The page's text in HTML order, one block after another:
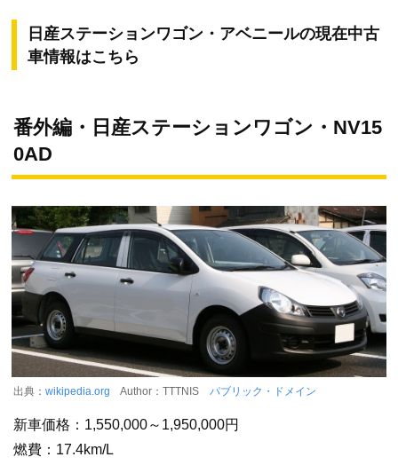
日産ステーションワゴン・アベニールの現在中古
車情報はこちら
番外編・日産ステーションワゴン・NV15
0AD
出典： wikipedia.org Author：TTTNIS パブリック・ドメイン
新車価格：1,550,000～1,950,000円
燃費：17.4km/L